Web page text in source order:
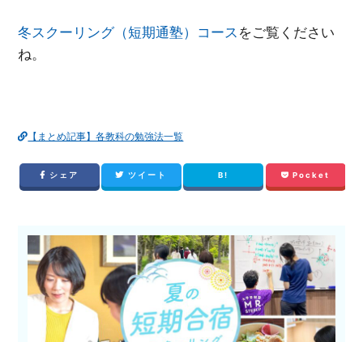
冬スクーリング（短期通塾）コース をご覧ください
ね。
【まとめ記事】各教科の勉強法一覧
シェア ツイート B! Pocket